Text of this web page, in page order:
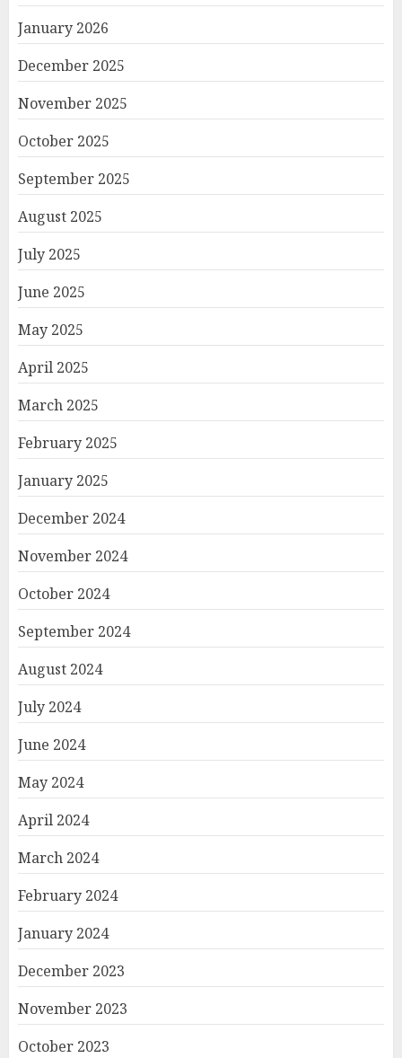
January 2026
December 2025
November 2025
October 2025
September 2025
August 2025
July 2025
June 2025
May 2025
April 2025
March 2025
February 2025
January 2025
December 2024
November 2024
October 2024
September 2024
August 2024
July 2024
June 2024
May 2024
April 2024
March 2024
February 2024
January 2024
December 2023
November 2023
October 2023